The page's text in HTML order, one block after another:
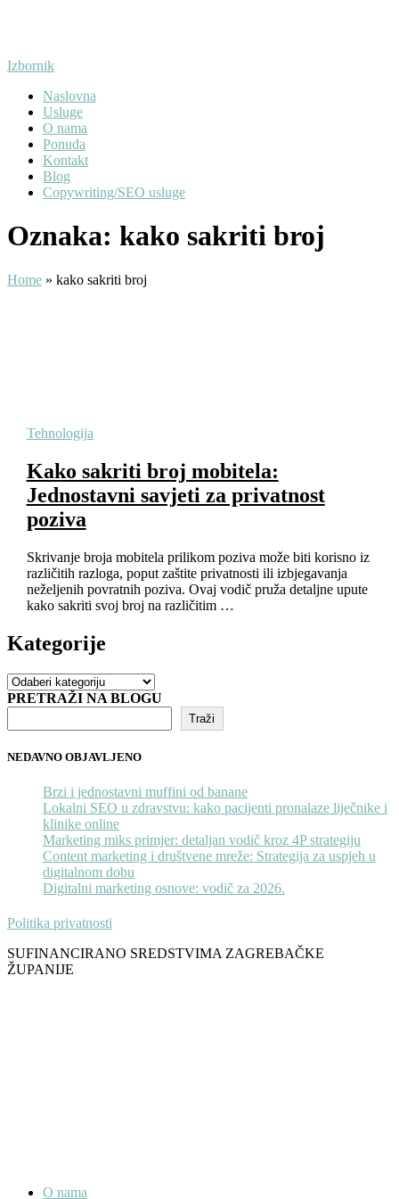
Izbornik
Naslovna
Usluge
O nama
Ponuda
Kontakt
Blog
Copywriting/SEO usluge
Oznaka: kako sakriti broj
Home » kako sakriti broj
Tehnologija
Kako sakriti broj mobitela:
Jednostavni savjeti za privatnost
poziva
Skrivanje broja mobitela prilikom poziva može biti korisno iz
različitih razloga, poput zaštite privatnosti ili izbjegavanja
neželjenih povratnih poziva. Ovaj vodič pruža detaljne upute
kako sakriti svoj broj na različitim …
Kategorije
Kategorije
PRETRAŽI NA BLOGU
Traži
NEDAVNO OBJAVLJENO
Brzi i jednostavni muffini od banane
Lokalni SEO u zdravstvu: kako pacijenti pronalaze liječnike i
klinike online
Marketing miks primjer: detaljan vodič kroz 4P strategiju
Content marketing i društvene mreže: Strategija za uspjeh u
digitalnom dobu
Digitalni marketing osnove: vodič za 2026.
Politika privatnosti
SUFINANCIRANO SREDSTVIMA ZAGREBAČKE
ŽUPANIJE
O nama